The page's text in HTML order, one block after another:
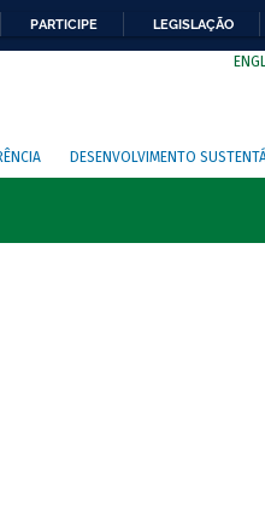
PARTICIPE LEGISLAÇÃO
DESENVOLVIMENTO